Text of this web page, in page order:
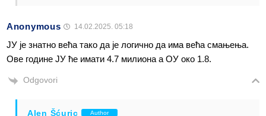
Anonymous 14.02.2025. 05:18
ЈУ је знатно већа тако да је логично да има већа смањења.
Ове године ЈУ ће имати 4.7 милиона а ОУ око 1.8.
Odgovori
Alen Šćuric Author